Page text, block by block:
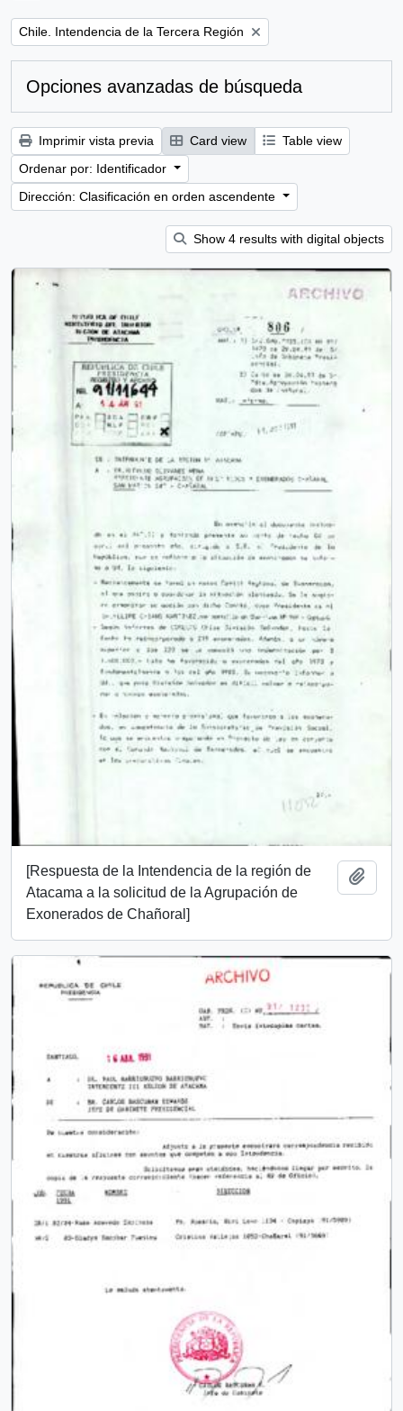
Remove filter:
Chile. Intendencia de la Tercera Región
Opciones avanzadas de búsqueda
Imprimir vista previa Card view
Table view
Ordenar por: Identificador
Dirección: Clasificación en orden ascendente
Show 4 results with digital objects
[Respuesta de la Intendencia de la región de
Atacama a la solicitud de la Agrupación de
Exonerados de Chañoral]